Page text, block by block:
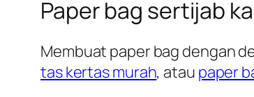
Paper bag sertijab
Membuat paper bag dengan
tas kertas murah, atau paper